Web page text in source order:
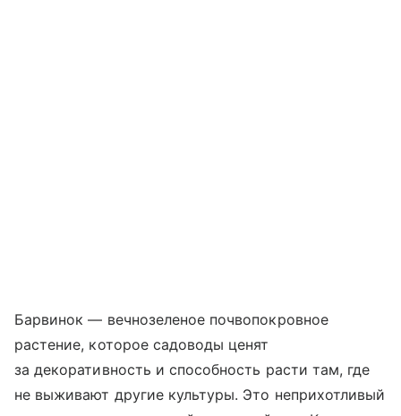
Барвинок — вечнозеленое почвопокровное
растение, которое садоводы ценят
за декоративность и способность расти там, где
не выживают другие культуры. Это неприхотливый